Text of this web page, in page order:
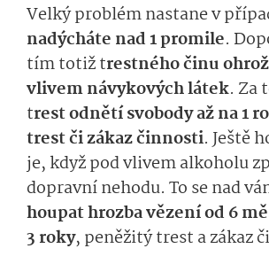
Velký problém nastane v
nadýcháte nad 1 promile.
tím totiž trestného činu
vlivem návykových látek. Za
trest odnětí svobody až na 1
trest či zákaz činnosti. Ještě
je, když pod vlivem alkoholu
dopravní nehodu. To se nad
houpat hrozba vězení od 6
3 roky, peněžitý trest a zákaz